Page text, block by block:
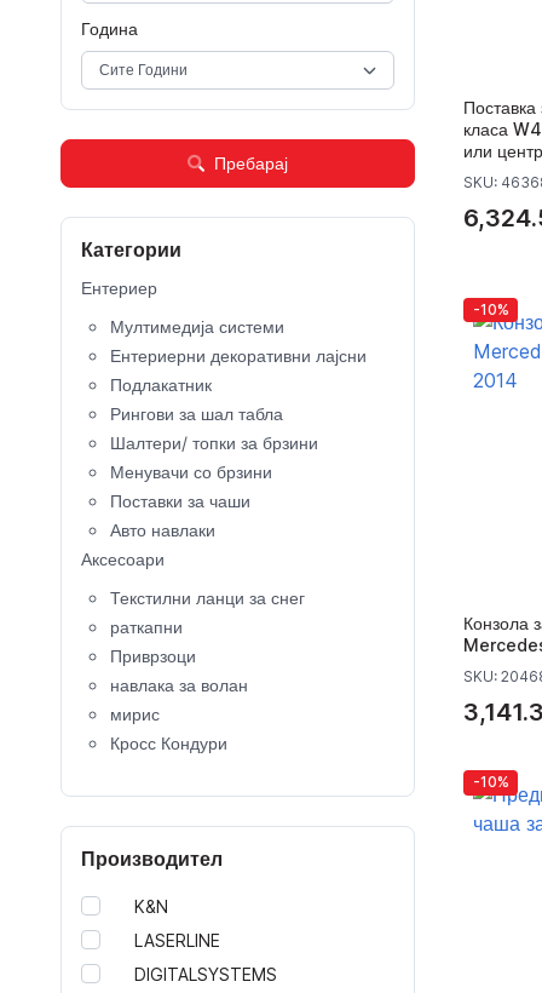
Година
Пребарај
Категории
Ентериер
Мултимедија системи
Ентериерни декоративни лајсни
Подлакатник
Рингови за шал табла
Шалтери/ топки за брзини
Менувачи со брзини
Поставки за чаши
Авто навлаки
Аксесоари
Текстилни ланци за снег
раткапни
Приврзоци
навлака за волан
мирис
Кросс Кондури
копче за клучеви
Капачки за вентили
Калобрани
кровни носачи
Багажници за велосипеди
Кровни куфери
Производител
K&N
LASERLINE
DIGITALSYSTEMS
класа
или
SKU:
-10%
Конзола
SKU:
-10%